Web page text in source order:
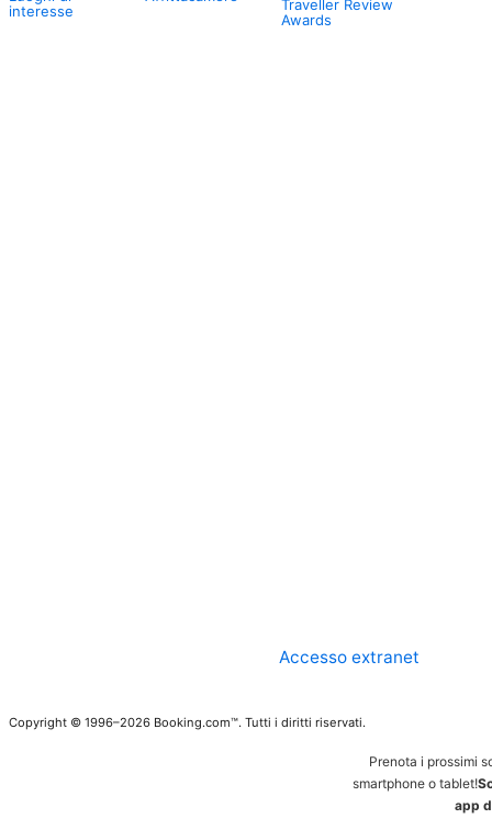
interesse
Traveller Review
Awards
Accesso extranet
Copyright © 1996–2026 Booking.com™. Tutti i diritti riservati.
Prenota i prossimi
smartphone o tablet!
app